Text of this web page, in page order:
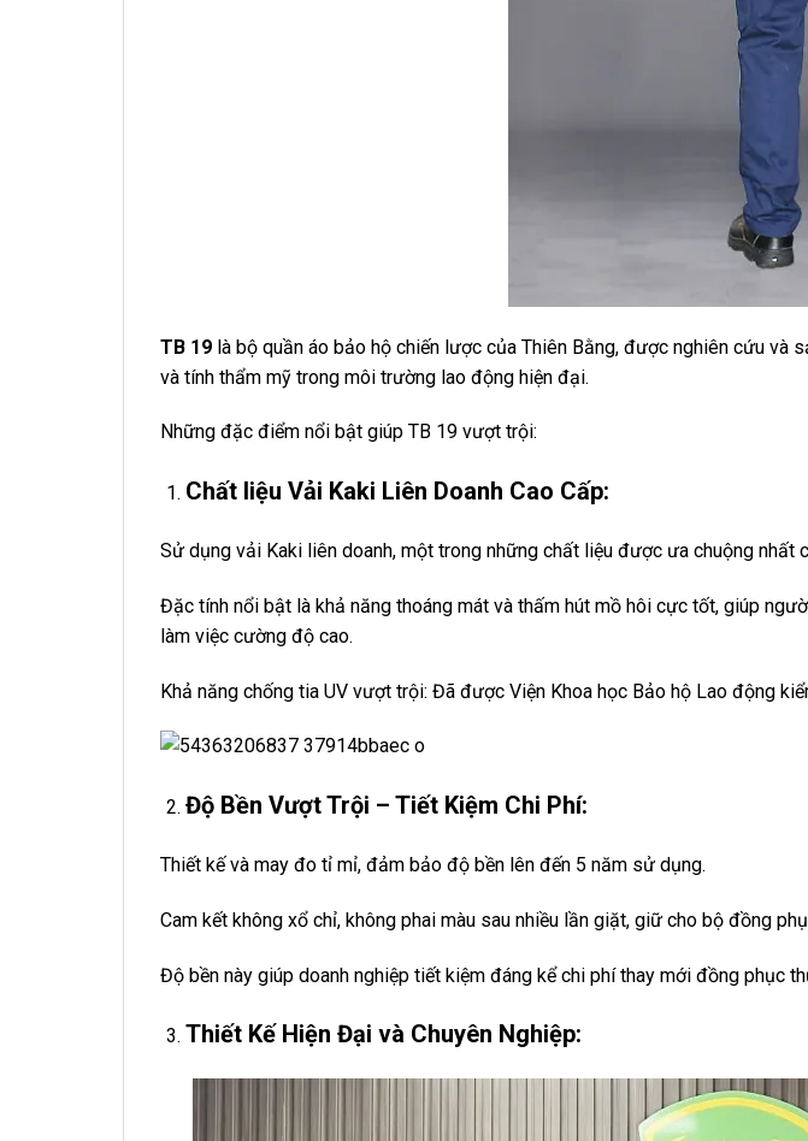
TB 19 là bộ quần áo bảo hộ chiến lược của Thiên Bằng, được nghiên cứu và
và tính thẩm mỹ trong môi trường lao động hiện đại.
Những đặc điểm nổi bật giúp TB 19 vượt trội:
Chất liệu Vải Kaki Liên Doanh Cao Cấp:
Sử dụng vải Kaki liên doanh, một trong những chất liệu được ưa chuộng nhất
Đặc tính nổi bật là khả năng thoáng mát và thấm hút mồ hôi cực tốt, giúp
làm việc cường độ cao.
Khả năng chống tia UV vượt trội: Đã được Viện Khoa học Bảo hộ Lao động
Độ Bền Vượt Trội – Tiết Kiệm Chi Phí:
Thiết kế và may đo tỉ mỉ, đảm bảo độ bền lên đến 5 năm sử dụng.
Cam kết không xổ chỉ, không phai màu sau nhiều lần giặt, giữ cho bộ đồng
Độ bền này giúp doanh nghiệp tiết kiệm đáng kể chi phí thay mới đồng phục
Thiết Kế Hiện Đại và Chuyên Nghiệp: